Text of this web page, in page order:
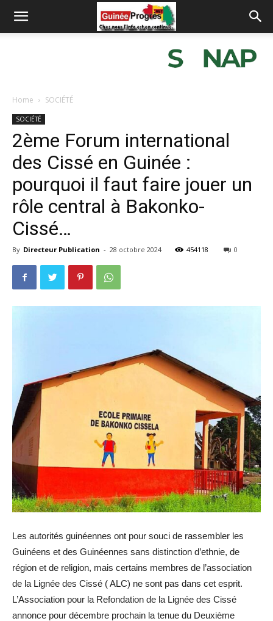
Home SOCIÉTÉ
SOCIÉTÉ
2ème Forum international
des Cissé en Guinée :
pourquoi il faut faire jouer un
rôle central à Bakonko-
Cissé…
By Directeur Publication - 28 octobre 2024 454118 0
Les autorités guinéennes ont pour souci de rassembler les
Guinéens et des Guinéennes sans distinction d’ethnie, de
région et de religion, mais certains membres de l’association
de la Lignée des Cissé ( ALC) ne sont pas dans cet esprit.
L’Association pour la Refondation de la Lignée des Cissé
annonce pour décembre prochain la tenue du Deuxième